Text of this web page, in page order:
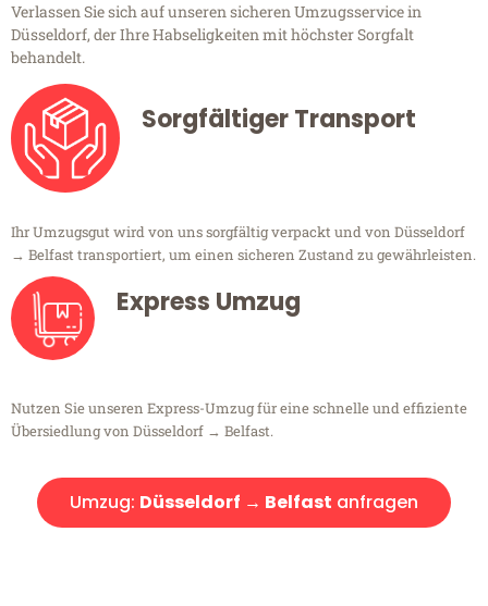
Verlassen Sie sich auf unseren sicheren Umzugsservice in
Düsseldorf, der Ihre Habseligkeiten mit höchster Sorgfalt
behandelt.
Sorgfältiger Transport
Ihr Umzugsgut wird von uns sorgfältig verpackt und von Düsseldorf
→ Belfast transportiert, um einen sicheren Zustand zu gewährleisten.
Express Umzug
Nutzen Sie unseren Express-Umzug für eine schnelle und effiziente
Übersiedlung von Düsseldorf → Belfast.
Umzug: Düsseldorf → Belfast anfragen